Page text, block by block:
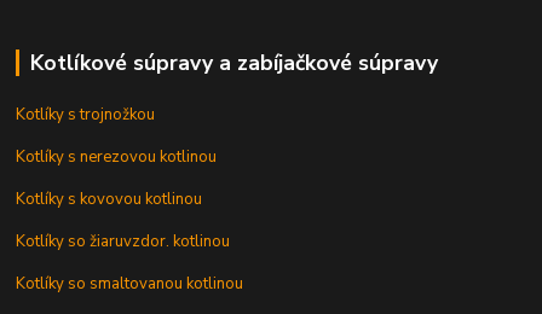
Kotlíkové súpravy a zabíjačkové súpravy
Kotlíky s trojnožkou
Kotlíky s nerezovou kotlinou
Kotlíky s kovovou kotlinou
Kotlíky so žiaruvzdor. kotlinou
Kotlíky so smaltovanou kotlinou